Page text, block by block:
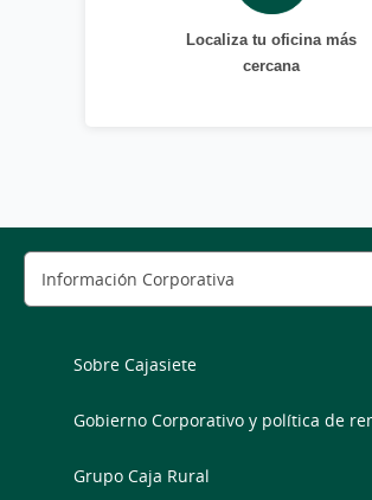
Localiza tu oficina más
cercana
Sobre Cajasiete
Gobierno Corporativo y política de
Grupo Caja Rural